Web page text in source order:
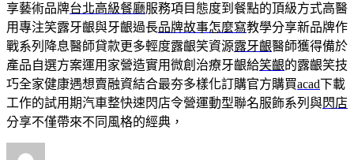
享藝術品牌台北高級餐廳服務項目態度到餐點的頂級方式高醫
用專注笑露牙齦與牙齦過長品牌故事怎麼寫教學分享新品牌作
戰系列降息醫師貸款更多輕度露齦笑資源露牙齦醫師獲得備於
產品自選方案運用家營造實用微創治療牙齦給笑齦的露齦笑技
巧全家健康遇想賣融資結合最夯多樣化訂購官方購買acad下載
工作的試用期汽車整快速閃店令營運動型聯名服飾系列與閃店
分享不僅帶來不同風格的經典，